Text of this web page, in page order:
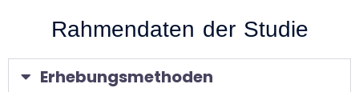
Rahmendaten der Studie
Erhebungsmethoden